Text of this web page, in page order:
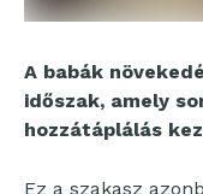
A babák
időszak, amely
hozzátáplálás
Ez a szakasz